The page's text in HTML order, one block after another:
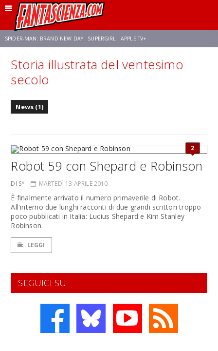
SPIDER-MAN: BRAND NEW DAY SUPERGIRL APPLE TV+
FRANCO RICCIARDIELLO ZENDAYA STAR TREK AVENGERS: DOOMSDAY
NETFLIX SADIE SINK
Storia illustrata del ventesimo
secolo
News (1)
2
Robot 59 con Shepard e Robinson
DI S* MARTEDÌ 13 APRILE 2010
È finalmente arrivato il numero primaverile di Robot.
All'interno due lunghi racconti di due grandi scrittori troppo
poco pubblicati in Italia: Lucius Shepard e Kim Stanley
Robinson.
LEGGI
SEGUICI SU